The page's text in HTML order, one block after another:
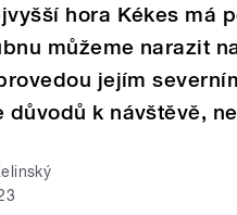
hora Kékes má
můžeme narazit
jejím
důvodů k návštěvě,